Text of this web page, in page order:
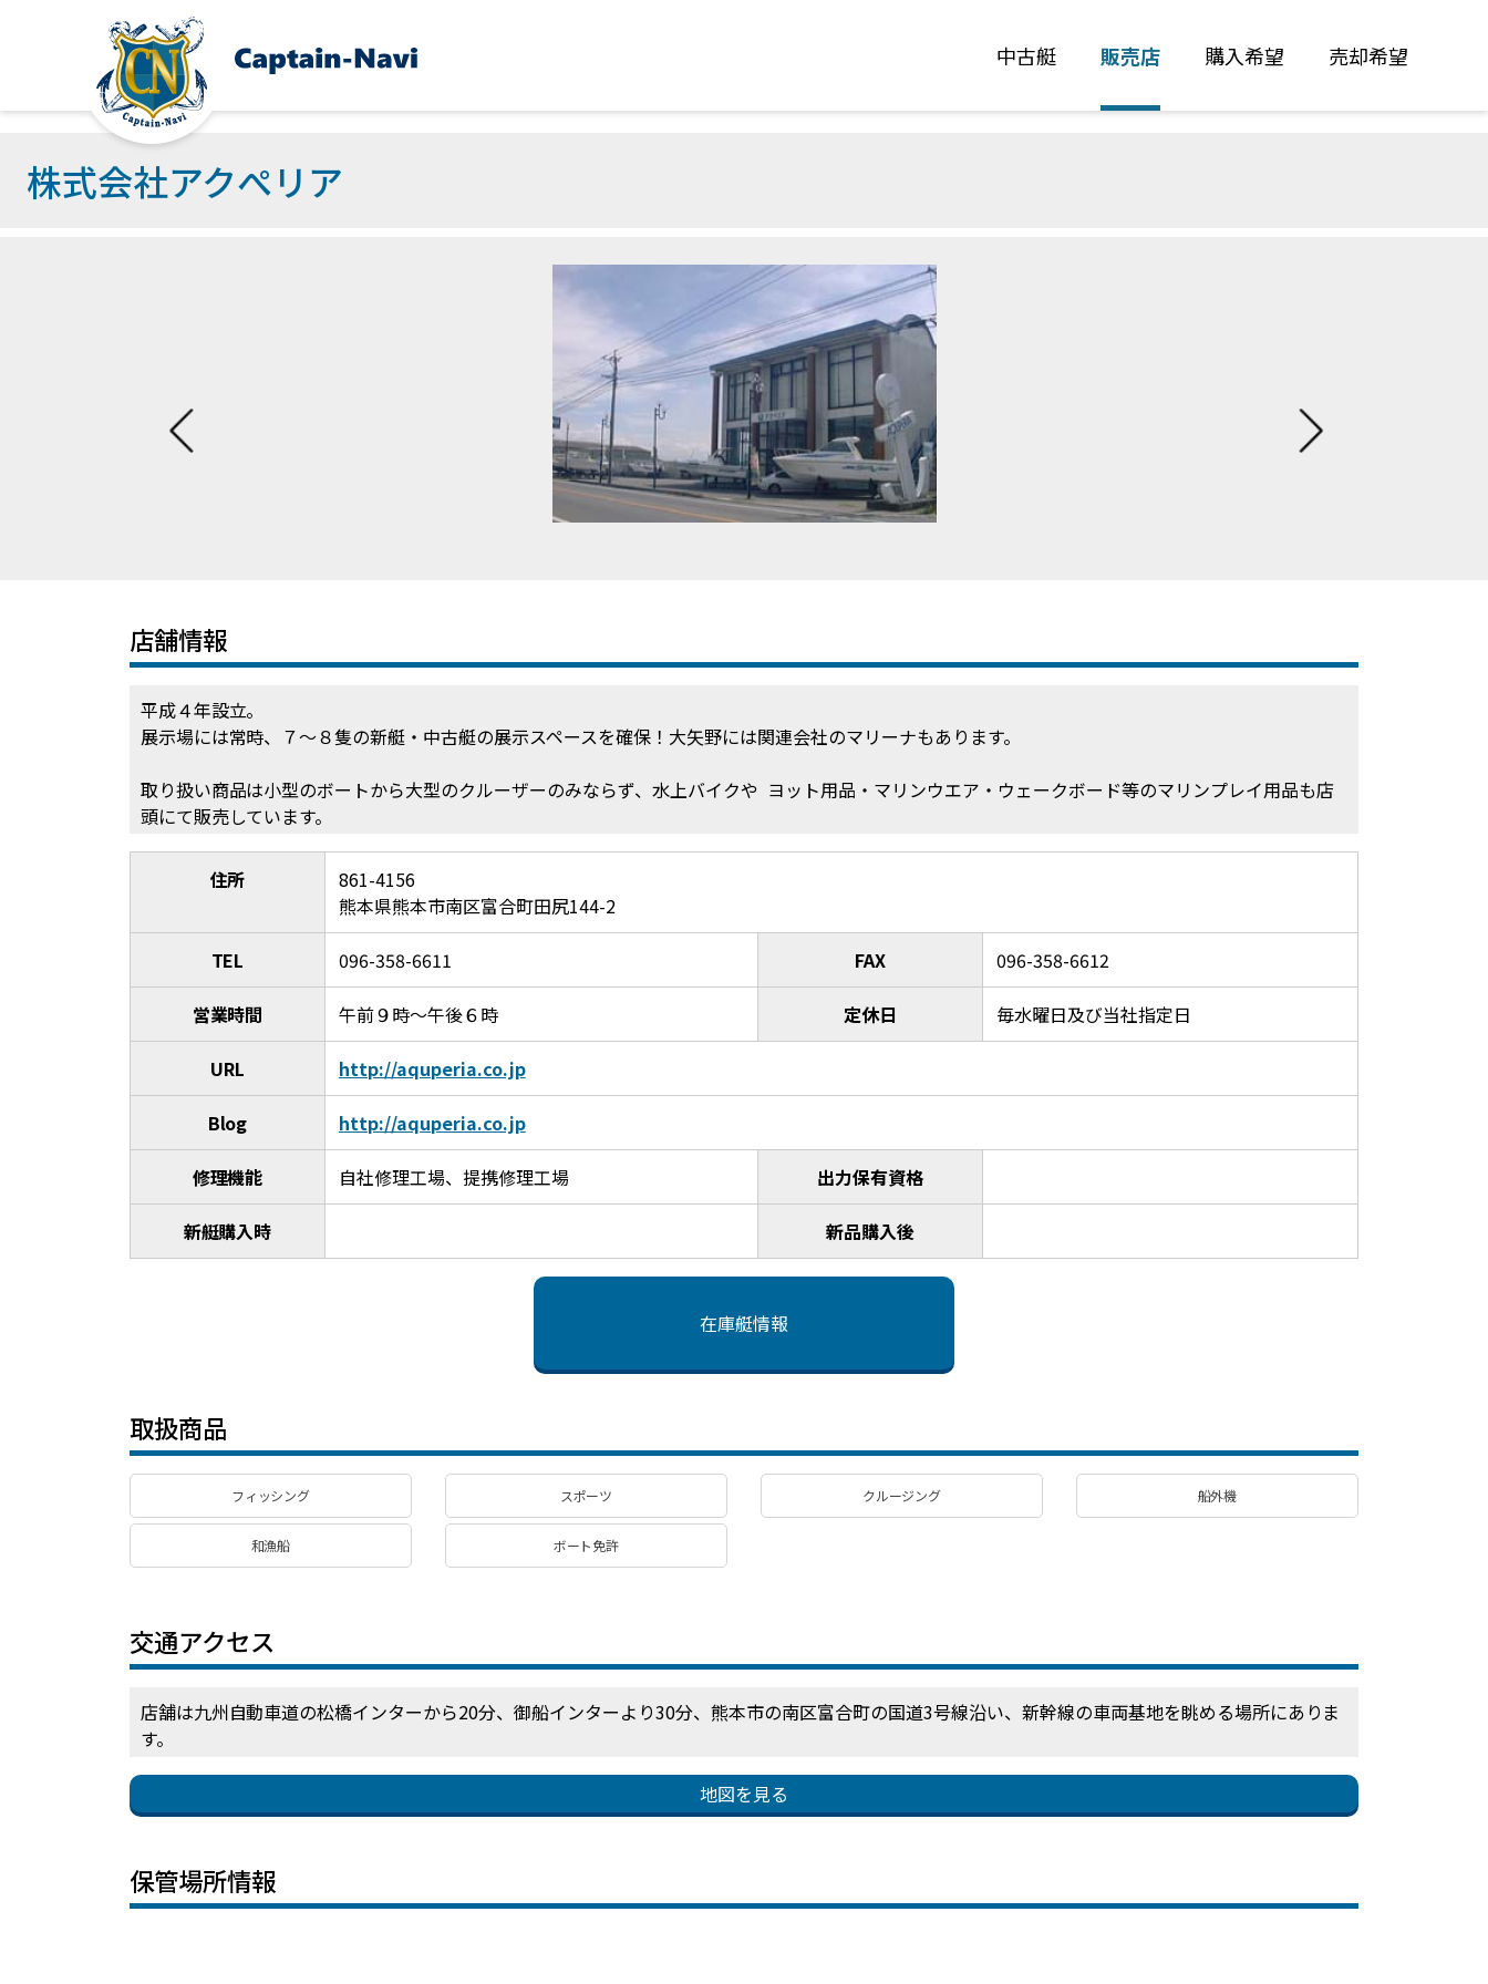
中古艇 販売店 購入希望 売却希望
株式会社アクぺリア
店舗情報
平成４年設立。
展示場には常時、７～８隻の新艇・中古艇の展示スペースを確保！大矢野には関連会社のマリーナもあります。
取り扱い商品は小型のボートから大型のクルーザーのみならず、水上バイクや ヨット用品・マリンウエア・ウェークボード等のマリンプレイ用品も店
頭にて販売しています。
住所
861-4156
熊本県熊本市南区富合町田尻144-2
TEL 096-358-6611 FAX 096-358-6612
営業時間 午前９時～午後６時 定休日 毎水曜日及び当社指定日
URL http://aquperia.co.jp
Blog http://aquperia.co.jp
修理機能 自社修理工場、提携修理工場 出力保有資格
新艇購入時 新品購入後
在庫艇情報
取扱商品
フィッシング スポーツ クルージング 船外機
和漁船 ボート免許
交通アクセス
店舗は九州自動車道の松橋インターから20分、御船インターより30分、熊本市の南区富合町の国道3号線沿い、新幹線の車両基地を眺める場所にありま
す。
地図を見る
保管場所情報